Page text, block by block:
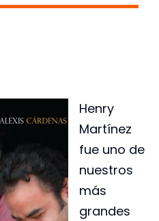
Henry
Martínez
fue uno de
nuestros
más
grandes